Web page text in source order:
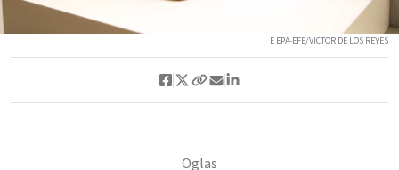
E EPA-EFE/VICTOR DE LOS REYES